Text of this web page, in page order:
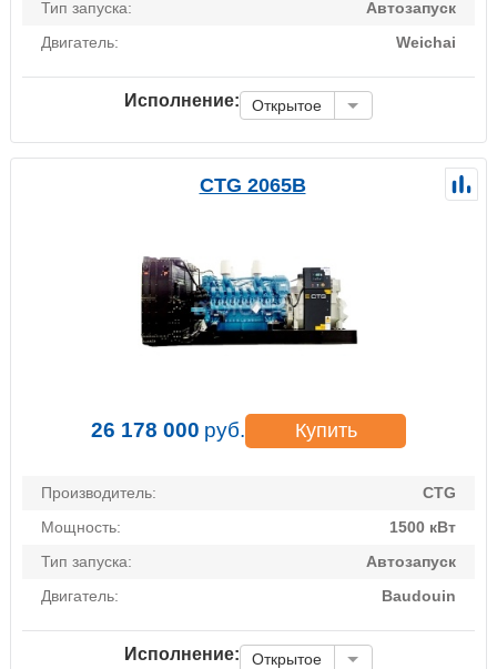
Тип запуска:
Автозапуск
Двигатель:
Weichai
Исполнение: Открытое
CTG 2065B
26 178 000 руб. Купить
Производитель:
CTG
Мощность:
1500 кВт
Тип запуска:
Автозапуск
Двигатель:
Baudouin
Исполнение: Открытое